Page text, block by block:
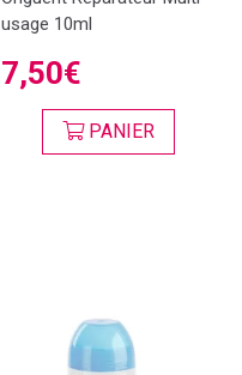
usage 10ml
7,50€
PANIER